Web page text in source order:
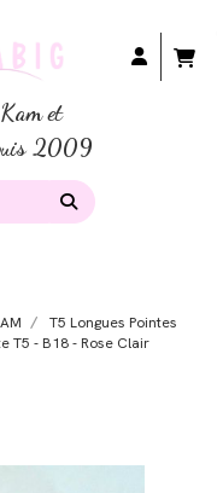
et
2009
T5 Longues Pointes
T5 - B18 - Rose Clair